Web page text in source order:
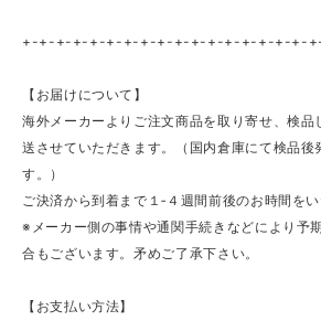
+-+-+-+-+-+-+-+-+-+-+-+-+-+-+-+-+-
【お届けについて】
海外メーカーよりご注文商品を取り寄せ、検品
送させていただきます。（国内倉庫にて検品後
す。）
ご決済から到着まで１‐４週間前後のお時間をい
※メーカー側の事情や通関手続きなどにより予
合もございます。矛めご了承下さい。
【お支払い方法】